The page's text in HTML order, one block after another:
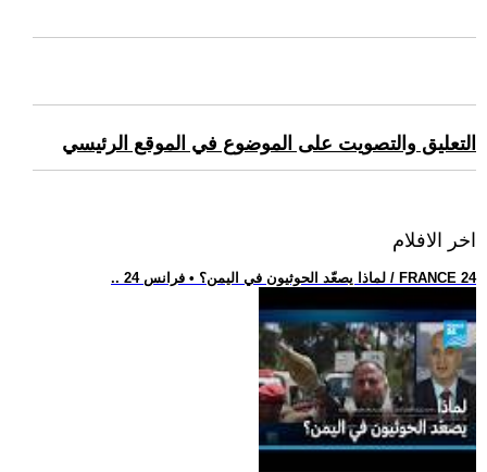
التعليق والتصويت على الموضوع في الموقع الرئيسي
اخر الافلام
.. لماذا يصعّد الحوثيون في اليمن؟ • فرانس 24 / FRANCE 24